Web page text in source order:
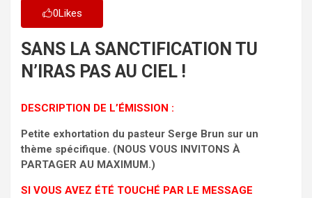
0Likes
SANS LA SANCTIFICATION TU
N’IRAS PAS AU CIEL !
DESCRIPTION DE L’ÉMISSION :
Petite exhortation du pasteur Serge Brun sur un
thème spécifique. (NOUS VOUS INVITONS À
PARTAGER AU MAXIMUM.)
SI VOUS AVEZ ÉTÉ TOUCHÉ PAR LE MESSAGE